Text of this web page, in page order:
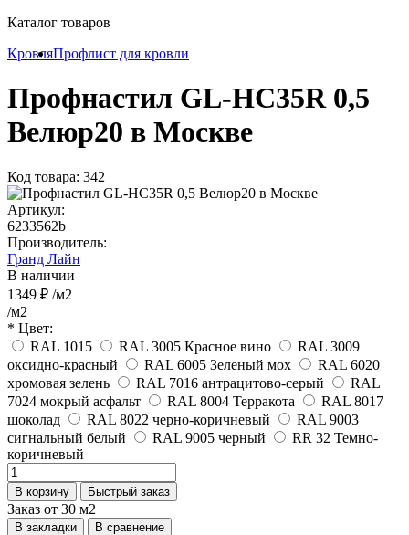
Каталог товаров
КровляПрофлист для кровли
Профнастил GL-HC35R 0,5
Велюр20 в Москве
Код товара: 342
Артикул:
6233562b
Производитель:
Гранд Лайн
В наличии
1349 ₽ /м2
/м2
* Цвет:
RAL 1015
RAL 3005 Красное вино
RAL 3009
оксидно-красный
RAL 6005 Зеленый мох
RAL 6020
хромовая зелень
RAL 7016 антрацитово-серый
RAL
7024 мокрый асфальт
RAL 8004 Терракота
RAL 8017
шоколад
RAL 8022 черно-коричневый
RAL 9003
сигнальный белый
RAL 9005 черный
RR 32 Темно-
коричневый
В корзину Быстрый заказ
Заказ от 30 м2
В закладки В сравнение